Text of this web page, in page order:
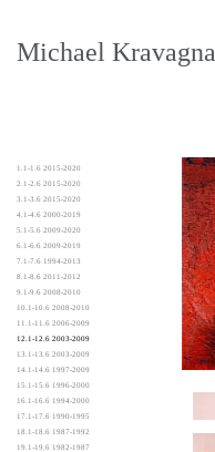
Michael Kravagna
1.1-1.6 2015-2020
2.1-2.6 2015-2020
3.1-3.6 2015-2020
4.1-4.6 2000-2019
5.1-5.6 2009-2020
6.1-6.6 2009-2019
7.1-7.6 1994-2013
8.1-8.6 2011-2012
9.1-9.6 2008-2010
10.1-10.6 2008-2010
11.1-11.6 2006-2009
12.1-12.6 2003-2009
13.1-13.6 2003-2009
14.1-14.6 1997-2009
15.1-15.6 1996-2000
16.1-16.6 1994-2000
17.1-17.6 1990-1995
18.1-18.6 1987-1992
19.1-19.6 1982-1987